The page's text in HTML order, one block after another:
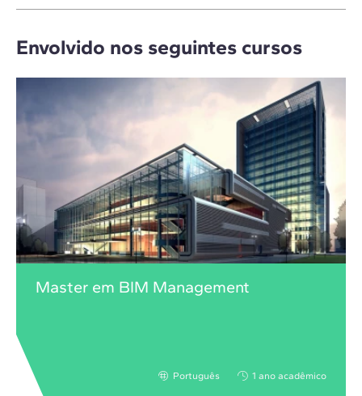
Envolvido nos seguintes cursos
Master em BIM Management
Português 1 ano acadêmico